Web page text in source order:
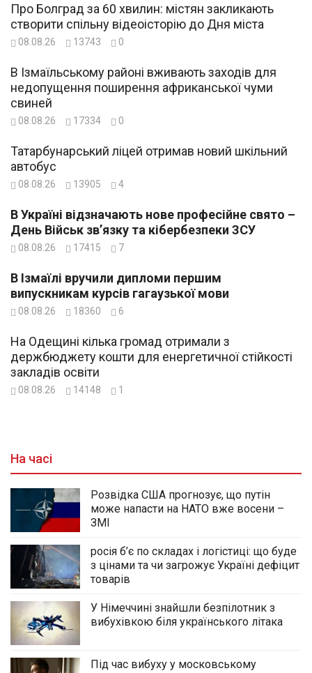
Про Болград за 60 хвилин: містян закликають
створити спільну відеоісторію до Дня міста
08.08.26 13743 0
В Ізмаїльському районі вживають заходів для
недопущення поширення африканської чуми
свиней
08.08.26 17334 0
Татарбунарський ліцей отримав новий шкільний
автобус
08.08.26 13905 4
В Україні відзначають нове професійне свято –
День Військ зв’язку та кібербезпеки ЗСУ
08.08.26 17415 7
В Ізмаїлі вручили дипломи першим
випускникам курсів гагаузької мови
08.08.26 18360 6
На Одещині кілька громад отримали з
держбюджету кошти для енергетичної стійкості
закладів освіти
08.08.26 14148 1
На часі
Розвідка США прогнозує, що путін
може напасти на НАТО вже восени –
ЗМІ
росія б’є по складах і логістиці: що буде
з цінами та чи загрожує Україні дефіцит
товарів
У Німеччині знайшли безпілотник з
вибухівкою біля українського літака
Під час вибуху у московському